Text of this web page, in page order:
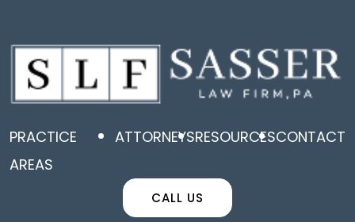
PRACTICE
AREAS
ATTORNEYSRESOURCESCONTACT
CALL US